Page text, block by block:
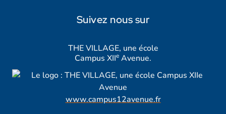
Suivez nous sur
THE VILLAGE, une école
Campus XIIe Avenue.
www.campus12avenue.fr